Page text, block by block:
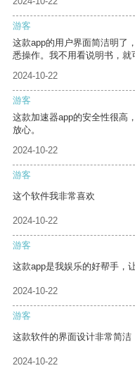
游客
这款app的用户界面简洁明了
悉操作。我不用看说明书，就
2024-10-22
游客
这款加速器app的安全性很高
放心。
2024-10-22
游客
这个软件我非常喜欢
2024-10-22
游客
这款app是我娱乐的好帮手，
2024-10-22
游客
这款软件的界面设计非常简洁
2024-10-22